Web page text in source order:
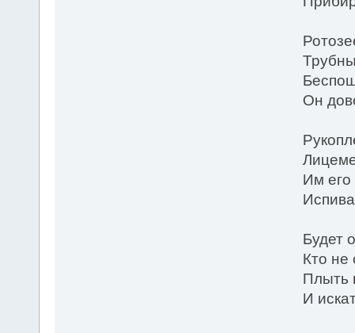
Он
Им его
Будет
Кто не
Плыть
И